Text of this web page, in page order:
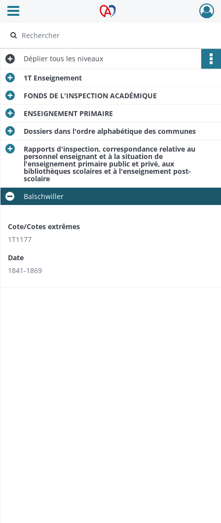
Archives Alsace - Colmar
Ouvrir le menu déroulant
Déplier tous les niveaux
1T Enseignement
FONDS DE L'INSPECTION ACADÉMIQUE
ENSEIGNEMENT PRIMAIRE
Dossiers dans l'ordre alphabétique des communes
Rapports d'inspection, correspondance relative au
personnel enseignant et à la situation de
l'enseignement primaire public et privé, aux
bibliothèques scolaires et à l'enseignement post-
scolaire
Balschwiller
Cote/Cotes extrêmes
1T1177
Date
1841-1869